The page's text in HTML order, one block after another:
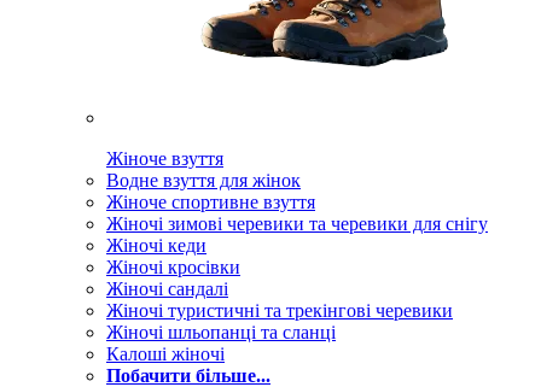
Жіноче взуття
Водне взуття для жінок
Жіноче спортивне взуття
Жіночі зимові черевики та черевики для снігу
Жіночі кеди
Жіночі кросівки
Жіночі сандалі
Жіночі туристичні та трекінгові черевики
Жіночі шльопанці та сланці
Калоші жіночі
Побачити більше...